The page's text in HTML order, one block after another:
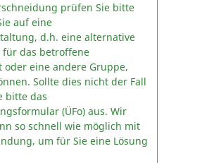
prüfen Sie bitte
auf eine
d.h. eine alternative
das betroffene
oder eine andere Gruppe,
Sollte dies nicht der Fall
bitte das
(ÜFo) aus. Wir
so schnell wie möglich mit
um für Sie eine Lösung